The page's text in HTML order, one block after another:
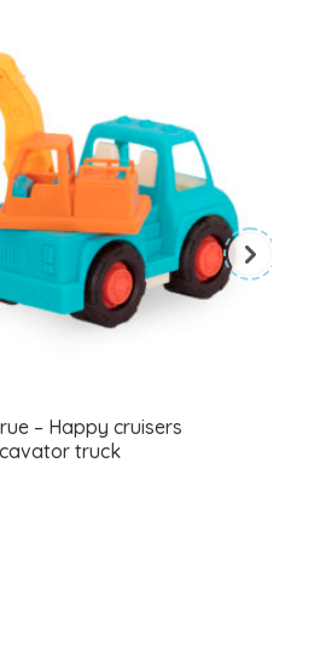
– Happy cruisers
truck